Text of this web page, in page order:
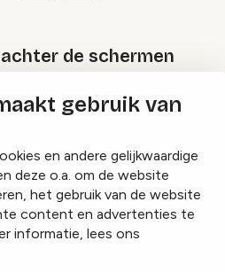
gebruik van
en andere gelijkwaardige
deze o.a. om de website
het gebruik van de website
content en advertenties te
informatie, lees ons
de schermen
Specials